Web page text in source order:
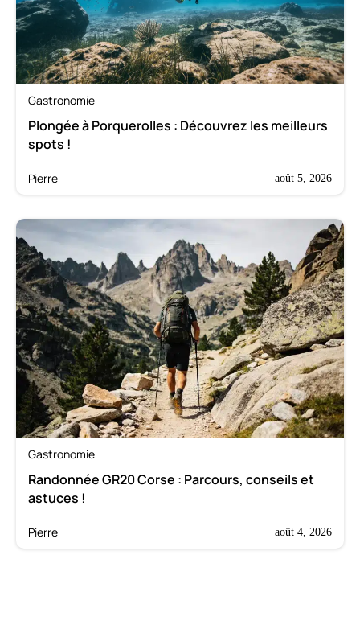
Gastronomie
Plongée à Porquerolles : Découvrez les meilleurs
spots !
Pierre août 5, 2026
Gastronomie
Randonnée GR20 Corse : Parcours, conseils et
astuces !
Pierre août 4, 2026